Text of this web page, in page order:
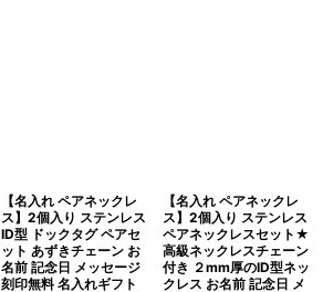
絞り込む
【名入れ ペアネックレ
ス】2個入り ステンレス
ID型 ドックタグ ペアセ
ット あずきチェーン お
名前 記念日 メッセージ
刻印無料 名入れギフト
【名入れ ペアネックレ
ス】2個入り ステンレス
ペアネックレスセット★
高級ネックレスチェーン
付き ２mm厚のID型ネッ
クレス お名前 記念日 メ